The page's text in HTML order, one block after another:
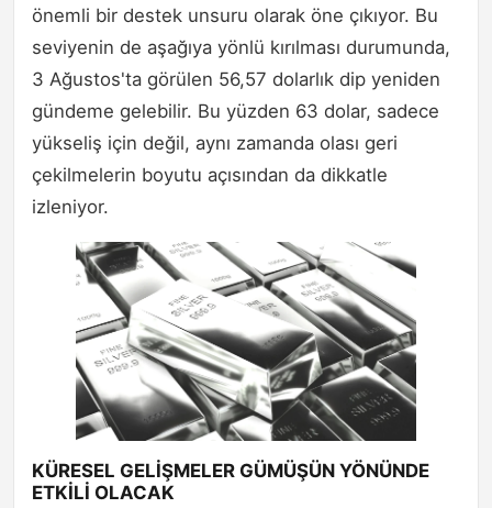
önemli bir destek unsuru olarak öne çıkıyor. Bu
seviyenin de aşağıya yönlü kırılması durumunda,
3 Ağustos'ta görülen 56,57 dolarlık dip yeniden
gündeme gelebilir. Bu yüzden 63 dolar, sadece
yükseliş için değil, aynı zamanda olası geri
çekilmelerin boyutu açısından da dikkatle
izleniyor.
KÜRESEL GELİŞMELER GÜMÜŞÜN YÖNÜNDE
ETKİLİ OLACAK